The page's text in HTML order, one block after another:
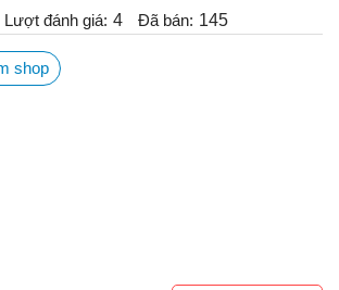
Lượt đánh giá: 4 Đã bán: 145
shop